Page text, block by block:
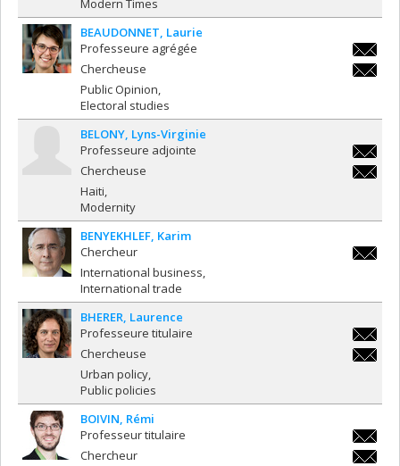
BEAUDONNET Laurie
Professeure agrégée
Chercheuse
Public Opinion
Electoral studies
BELONY Lyns-Virginie
lyns-
Professeure adjointe
Chercheuse
Haiti
Modernity
BENYEKHLEF Karim
Chercheur
International business
International trade
BHERER Laurence
Professeure titulaire
Chercheuse
Urban policy
Public policies
BOIVIN Rémi
Professeur titulaire
Chercheur